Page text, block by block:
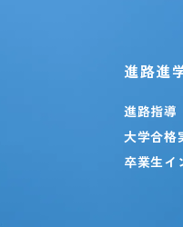
進路進
進路指導
大学合格
卒業生イ